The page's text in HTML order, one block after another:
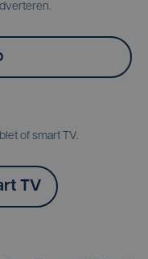
of smart TV.
TV